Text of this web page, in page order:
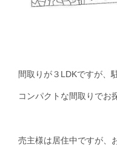
間取りが３LDKですが、
コンパクトな間取りでお
売主様は居住中ですが、